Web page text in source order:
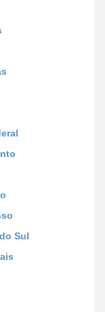
Sul